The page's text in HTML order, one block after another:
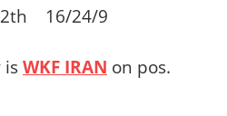
16/24/9
isWKF IRAN on pos.